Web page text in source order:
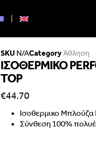
SKU N/ACategoryΆθληση
ΙΣΟΘΕΡΜΙΚΟ
TOP
€44.70
Ισοθερμικο
Σύνθεση 100%